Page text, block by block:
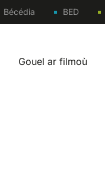
Bécédia BED
Gouel ar filmoù